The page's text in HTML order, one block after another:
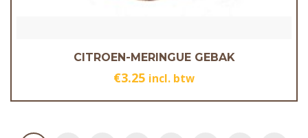
CITROEN-MERINGUE GEBAK
€3.25 incl. btw